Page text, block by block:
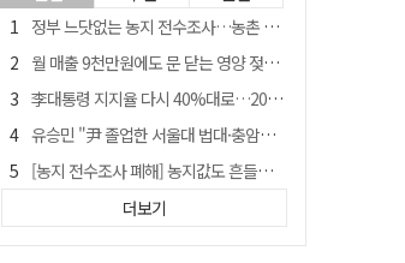
정부 느닷없는 농지 전수조사…농촌 들쑤시는 '경자유전'의 칼날
월 매출 9천만원에도 문 닫는 영양 젖소농장… "일할 사람이 없어"
李대통령 지지율 다시 40%대로…20대는 18.8%p 급락
유승민 "尹 졸업한 서울대 법대·충암고도 없애야"…李 육사 통합 직격
[농지 전수조사 폐해] 농지값도 흔들리나…"도지 막히면 헐값 매물 나올 수도"
[농지 전수조사 폐해] '쌀 받고 논 내 준' 도지농 이제 어쩌나?
더보기